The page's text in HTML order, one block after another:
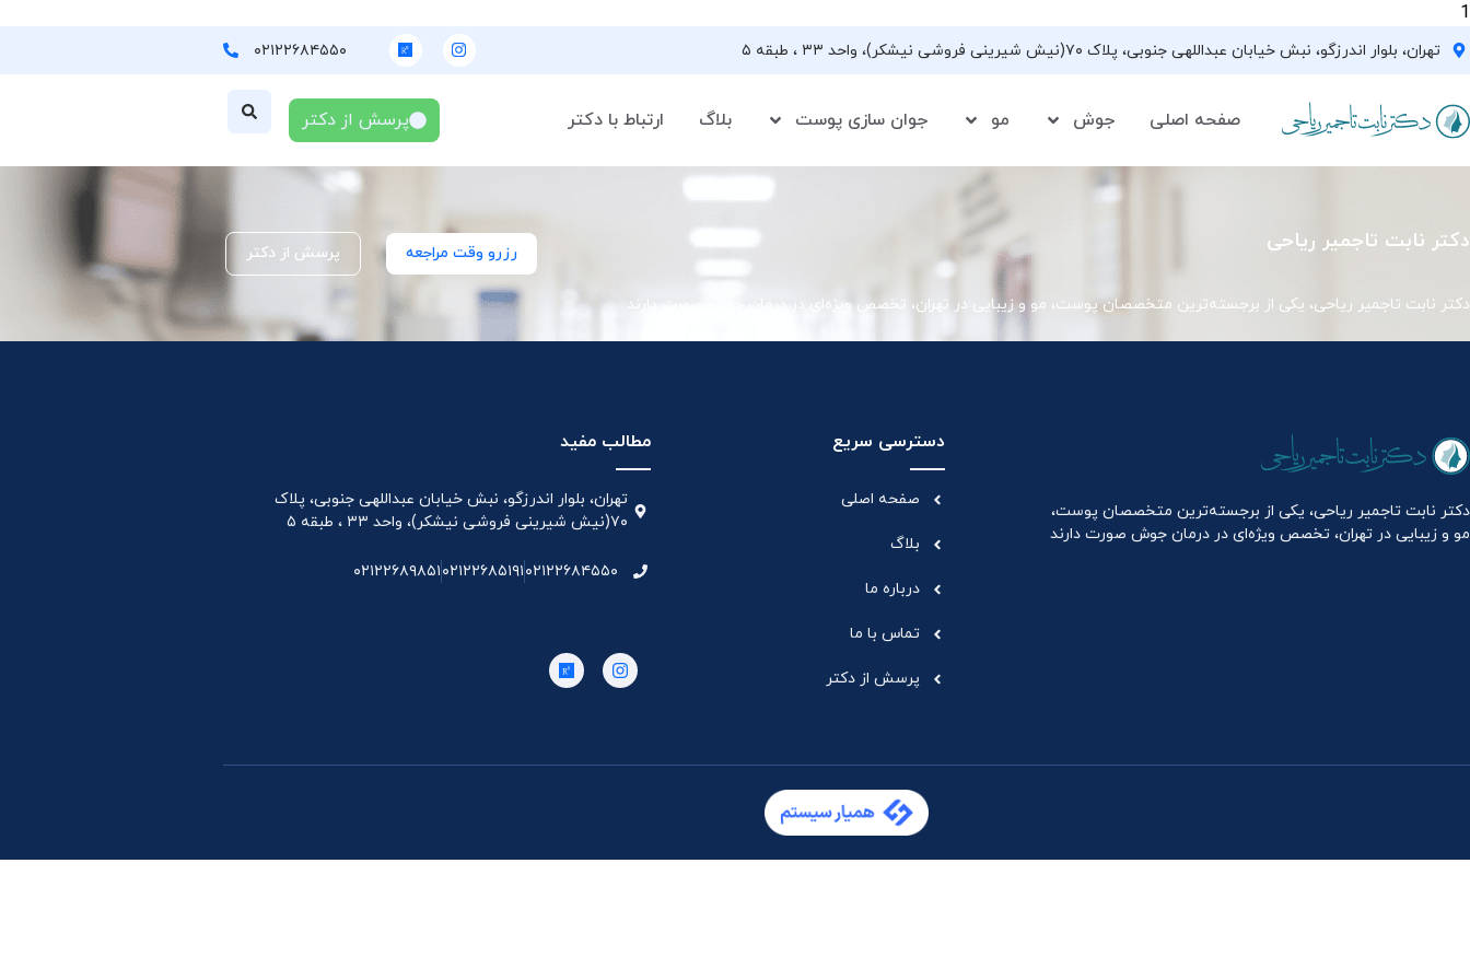
1
تهران، بلوار اندرزگو، نبش خیابان عبداللهی جنوبی، پلاک ۷۰(نیش شیرینی فروشی نیشکر)، واحد ۳۳ ، طبقه ۵ ۰۲۱۲۲۶۸۴۵۵۰
صفحه اصلی جوش مو جوان سازی پوست بلاگ ارتباط با دکتر پرسش از دکتر
دکتر نابت تاجمیر ریاحی
دکتر نابت تاجمیر ریاحی، یکی از برجسته‌ترین متخصصان پوست، مو و زیبایی در تهران، تخصص ویژه‌ای در درمان جوش صورت دارند
رزرو وقت مراجعه پرسش از دکتر
دکتر نابت تاجمیر ریاحی، یکی از برجسته‌ترین متخصصان پوست،
مو و زیبایی در تهران، تخصص ویژه‌ای در درمان جوش صورت دارند
دسترسی سریع
صفحه اصلی
بلاگ
درباره ما
تماس با ما
پرسش از دکتر
مطالب مفید
تهران، بلوار اندرزگو، نبش خیابان عبداللهی جنوبی، پلاک
۷۰(نیش شیرینی فروشی نیشکر)، واحد ۳۳ ، طبقه ۵
۰۲۱۲۲۶۸۴۵۵۰۰۲۱۲۲۶۸۵۱۹۱۰۲۱۲۲۶۸۹۸۵۱